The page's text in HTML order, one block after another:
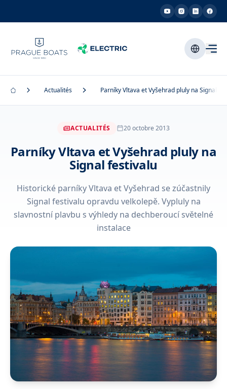
Actualités Parníky Vltava et Vyšehrad pluly na Signal
ACTUALITÉS 20 octobre 2013
Parníky Vltava et Vyšehrad pluly na
Signal festivalu
Historické parníky Vltava et Vyšehrad se zúčastnily
Signal festivalu opravdu velkolepě. Vypluly na
slavnostní plavbu s výhledy na dechberoucí světelné
instalace